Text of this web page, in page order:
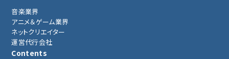
音楽業界
アニメ＆ゲーム業界
ネットクリエイター
運営代行会社
Contents